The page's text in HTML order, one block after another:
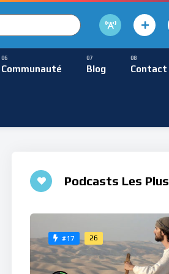
Lecture
Communauté Blog Contact
Méditative
Podcasts Les Plus
#17 26